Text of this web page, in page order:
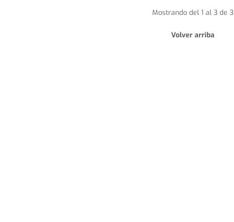
Mostrando del 1 al 3 de 3
Volver arriba